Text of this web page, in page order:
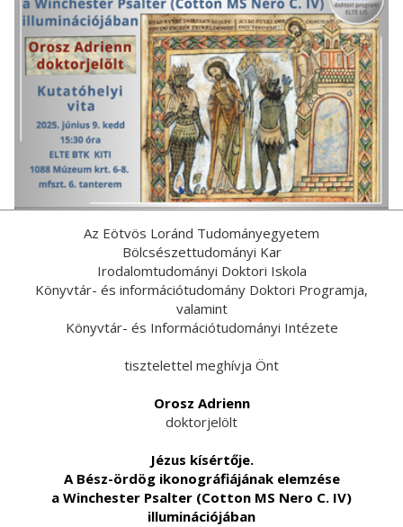
Az Eötvös Loránd Tudományegyetem
Bölcsészettudományi Kar
Irodalomtudományi Doktori Iskola
Könyvtár- és információtudomány Doktori Programja,
valamint
Könyvtár- és Információtudományi Intézete
tisztelettel meghívja Önt
Orosz Adrienn
doktorjelölt
Jézus kísértője.
A Bész-ördög ikonográfiájának elemzése
a Winchester Psalter (Cotton MS Nero C. IV)
illuminációjában